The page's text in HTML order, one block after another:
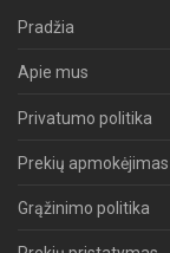
Pradžia
Apie mus
Privatumo politika
Prekių apmokėjimas
Grąžinimo politika